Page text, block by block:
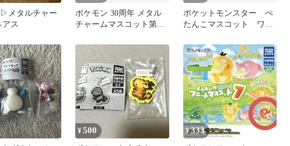
メタルチャー
アス
ポケモン 30周年 メタル
チャームマスコット第3
ポケットモンスター ぺ
たんこマスコット ワッ
¥500 ¥333